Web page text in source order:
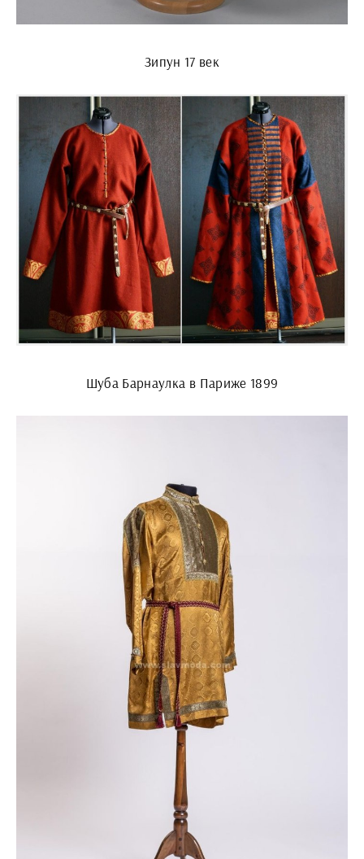
Зипун 17 век
Шуба Барнаулка в Париже 1899